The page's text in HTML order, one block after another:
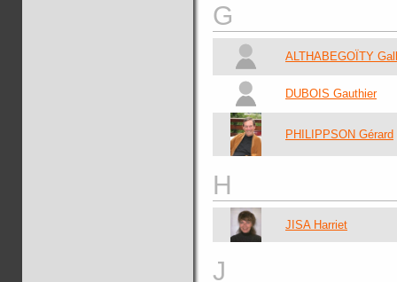
G
ALTHABEGOÏTY
DUBOIS Gauthier
PHILIPPSON Gérard
H
JISA Harriet
J